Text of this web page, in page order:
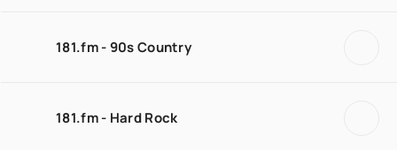
181.fm - 90s Country
181.fm - Hard Rock